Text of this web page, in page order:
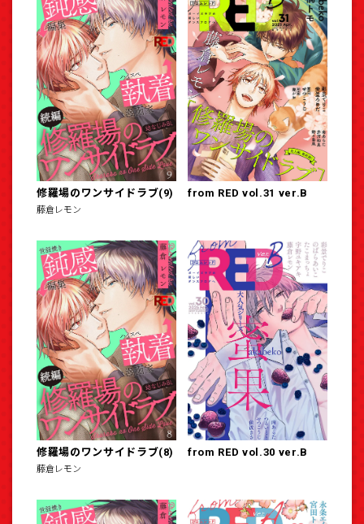
修羅場のワンサイドラブ(9)
藤倉レモン
from RED vol.31 ver.B
修羅場のワンサイドラブ(8)
藤倉レモン
from RED vol.30 ver.B